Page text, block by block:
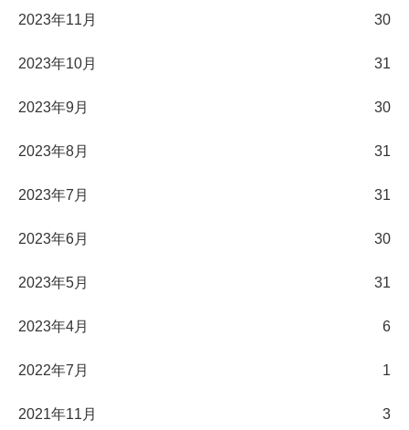
2023年11月 30
2023年10月 31
2023年9月 30
2023年8月 31
2023年7月 31
2023年6月 30
2023年5月 31
2023年4月 6
2022年7月 1
2021年11月 3